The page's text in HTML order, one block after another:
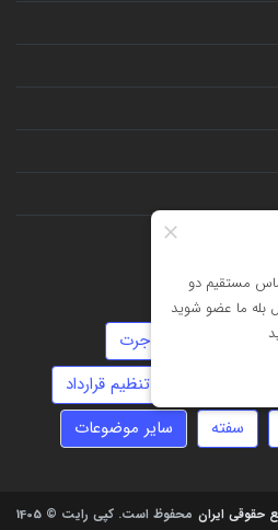
وراثت
مهاجرت
تنظیم قرارداد
سفته سایر موضوعات
حقوقی ایران محفوظ است. کپی رایت © 1405